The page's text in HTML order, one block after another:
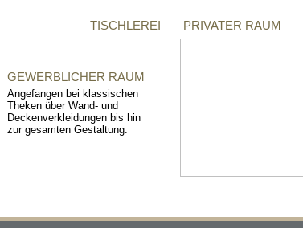
TISCHLEREI PRIVATER RAUM
GEWERBLICHER RAUM
Angefangen bei klassischen
Theken über Wand- und
Deckenverkleidungen bis hin
zur gesamten Gestaltung.